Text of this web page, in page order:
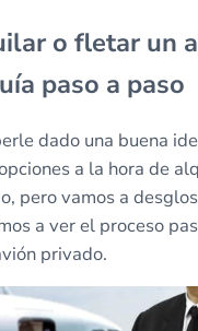
o fletar un
paso a paso
dado una buena
a la hora de
pero vamos a
a ver el proceso
privado.